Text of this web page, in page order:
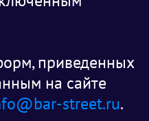
приведенных
на сайте
street.ru.